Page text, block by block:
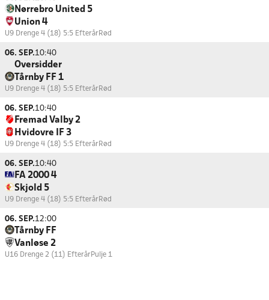
Nørrebro United 5
Union 4
U9 Drenge 4 (18) 5:5 EfterårRød
06. SEP.10:40
Oversidder
Tårnby FF 1
U9 Drenge 4 (18) 5:5 EfterårRød
06. SEP.10:40
Fremad Valby 2
Hvidovre IF 3
U9 Drenge 4 (18) 5:5 EfterårRød
06. SEP.10:40
FA 2000 4
Skjold 5
U9 Drenge 4 (18) 5:5 EfterårRød
06. SEP.12:00
Tårnby FF
Vanløse 2
U16 Drenge 2 (11) EfterårPulje 1